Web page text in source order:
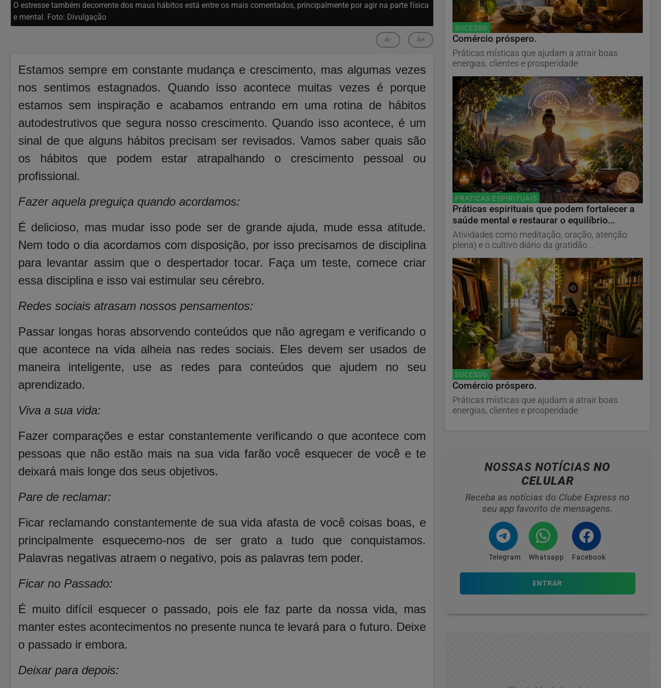
O estresse também decorrente dos maus hábitos está entre os mais comentados, principalmente por agir na parte física
e mental. Foto: Divulgação
A- A+
Estamos sempre em constante mudança e crescimento, mas algumas vezes
nos sentimos estagnados. Quando isso acontece muitas vezes é porque
estamos sem inspiração e acabamos entrando em uma rotina de hábitos
autodestrutivos que segura nosso crescimento. Quando isso acontece, é um
sinal de que alguns hábitos precisam ser revisados. Vamos saber quais são
os hábitos que podem estar atrapalhando o crescimento pessoal ou
profissional.
Fazer aquela preguiça quando acordamos:
É delicioso, mas mudar isso pode ser de grande ajuda, mude essa atitude.
Nem todo o dia acordamos com disposição, por isso precisamos de disciplina
para levantar assim que o despertador tocar. Faça um teste, comece criar
essa disciplina e isso vai estimular seu cérebro.
Redes sociais atrasam nossos pensamentos:
Passar longas horas absorvendo conteúdos que não agregam e verificando o
que acontece na vida alheia nas redes sociais. Eles devem ser usados de
maneira inteligente, use as redes para conteúdos que ajudem no seu
aprendizado.
Viva a sua vida:
Fazer comparações e estar constantemente verificando o que acontece com
pessoas que não estão mais na sua vida farão você esquecer de você e te
deixará mais longe dos seus objetivos.
Pare de reclamar:
Ficar reclamando constantemente de sua vida afasta de você coisas boas, e
principalmente esquecemo-nos de ser grato a tudo que conquistamos.
Palavras negativas atraem o negativo, pois as palavras tem poder.
Ficar no Passado:
É muito difícil esquecer o passado, pois ele faz parte da nossa vida, mas
manter estes acontecimentos no presente nunca te levará para o futuro. Deixe
o passado ir embora.
Deixar para depois:
SUCESSO
Comércio próspero.
Práticas místicas que ajudam a atrair boas
energias, clientes e prosperidade
PRATICAS ESPIRITUAIS
Práticas espirituais que podem fortalecer a
saúde mental e restaurar o equilíbrio...
Atividades como meditação, oração, atenção
plena) e o cultivo diário da gratidão...
SUCESSO
Comércio próspero.
Práticas místicas que ajudam a atrair boas
energias, clientes e prosperidade
NOSSAS NOTÍCIASNO
CELULAR
Receba as notícias do Clube Express no
seu app favorito de mensagens.
Telegram Whatsapp Facebook
ENTRAR